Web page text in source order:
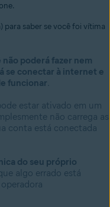
para saber se você foi vítima
não poderá fazer nem
se conectar à internet e
funcionar
estar ativado em um
não carrega as
conta está conectada
do seu próprio
algo errado está